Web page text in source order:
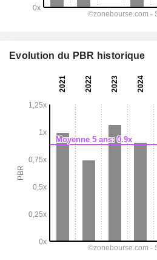
Evolution du PBR historique